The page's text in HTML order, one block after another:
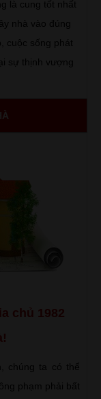
là cung tốt nhất
nhà vào đúng
cuộc sống phát
sự thịnh vượng
chủ 1982
chúng ta có thể
phạm phải bất